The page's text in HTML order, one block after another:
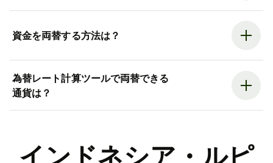
資金を両替する方法は？
為替レート計算ツールで両替できる
通貨は？
インドネシア・ルピ